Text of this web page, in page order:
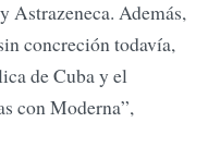
Astrazeneca. Además,
concreción todavía,
de Cuba y el
con Moderna”,